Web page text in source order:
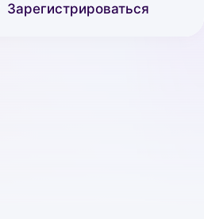
Зарегистрироваться